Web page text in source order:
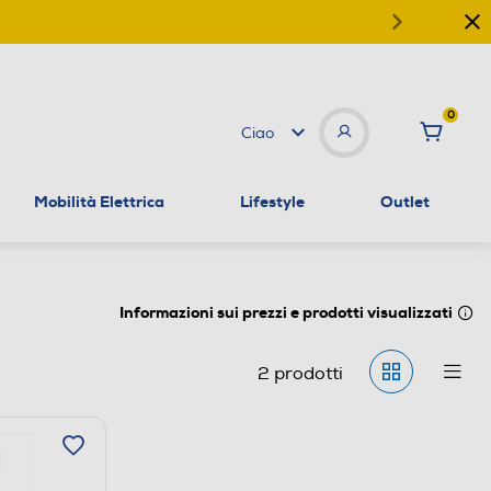
Ciao
0
Mobilità Elettrica Lifestyle Outlet
Informazioni sui prezzi e prodotti visualizzati
2 prodotti